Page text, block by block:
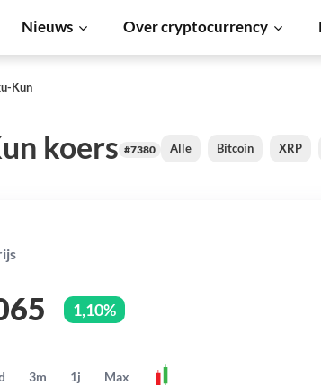
Nieuws Over cryptocurrency
Kun
koers #7380 Alle Bitcoin XRP
1,10%
3m 1j Max